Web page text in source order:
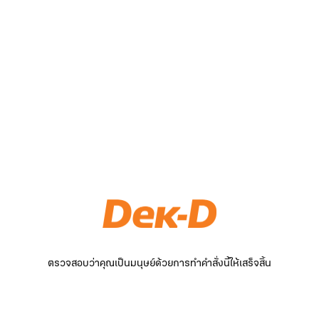
ตรวจสอบว่าคุณเป็นมนุษย์ด้วยการทำคำสั่งนี้ให้เสร็จสิ้น